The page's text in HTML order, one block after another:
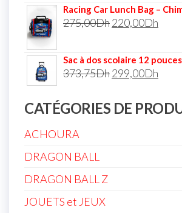
Racing Car Lunch Bag –
275,00Dh220,00Dh
Sac à dos scolaire 12
373,75Dh299,00Dh
CATÉGORIES DE
ACHOURA
DRAGON BALL
DRAGON BALL Z
JOUETS et JEUX